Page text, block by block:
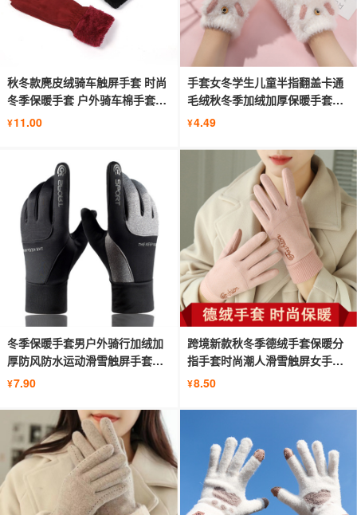
秋冬款麂皮绒骑车触屏手套 时尚
冬季保暖手套 户外骑车棉手套批
发
¥11.00
手套女冬学生儿童半指翻盖卡通
毛绒秋冬季加绒加厚保暖手套批
发
¥4.49
冬季保暖手套男户外骑行加绒加
厚防风防水运动滑雪触屏手套批
发
¥7.90
跨境新款秋冬季德绒手套保暖分
指手套时尚潮人滑雪触屏女手套
批发
¥8.50